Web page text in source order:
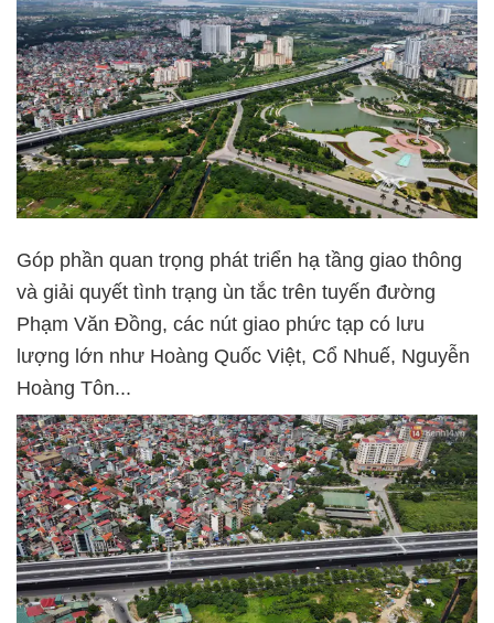
Góp phần quan trọng phát triển hạ tầng giao thông
và giải quyết tình trạng ùn tắc trên tuyến đường
Phạm Văn Đồng, các nút giao phức tạp có lưu
lượng lớn như Hoàng Quốc Việt, Cổ Nhuế, Nguyễn
Hoàng Tôn...